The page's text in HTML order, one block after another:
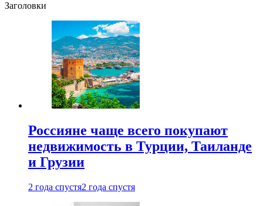
Заголовки
Россияне чаще всего покупают
недвижимость в Турции, Таиланде
и Грузии
2 года спустя2 года спустя